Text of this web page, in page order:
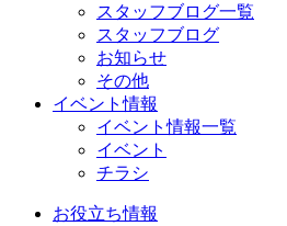
スタッフブログ一覧
スタッフブログ
お知らせ
その他
イベント情報
イベント情報一覧
イベント
チラシ
お役立ち情報